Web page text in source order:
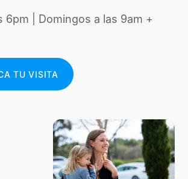
6pm | Domingos a las 9am +
TU VISITA